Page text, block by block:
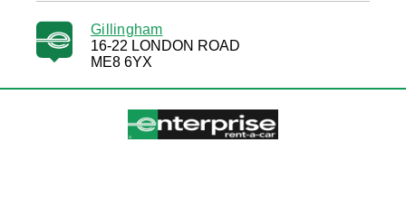
Gillingham
16-22 LONDON ROAD
ME8 6YX